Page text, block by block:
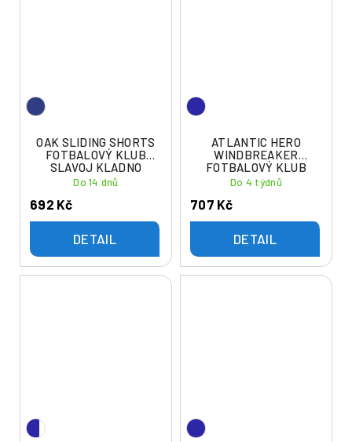
OAK SLIDING SHORTS
FOTBALOVÝ KLUB
SLAVOJ KLADNO
Do 14 dnů
692 Kč
DETAIL
ATLANTIC HERO
WINDBREAKER
FOTBALOVÝ KLUB
SLAVOJ KLADNO
Do 4 týdnů
707 Kč
DETAIL